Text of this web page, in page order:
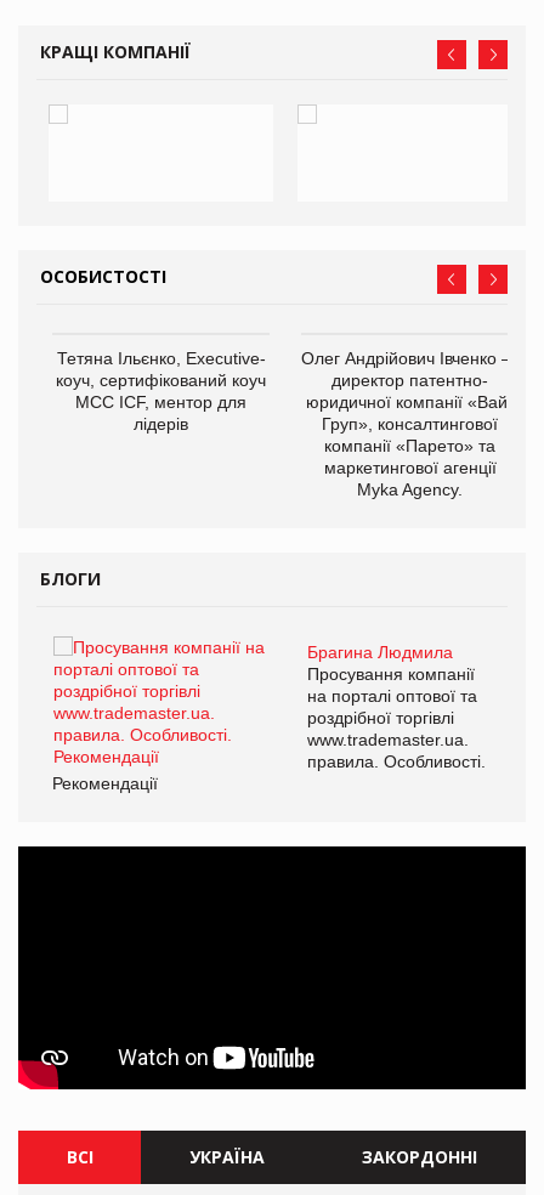
КРАЩІ КОМПАНІЇ
ОСОБИСТОСТІ
Тетяна Ільєнко, Executive-
коуч, сертифікований коуч
МСС ICF, ментор для
лідерів
Олег Андрійович Івченко —
директор патентно-
юридичної компанії «Вайз
Груп», консалтингової
компанії «Парето» та
маркетингової агенції
Myka Agency.
БЛОГИ
Брагина Людмила
Просування компанії
на порталі оптової та
роздрібної торгівлі
www.trademaster.ua.
правила. Особливості.
Рекомендації
ВСІ УКРАЇНА ЗАКОРДОННІ